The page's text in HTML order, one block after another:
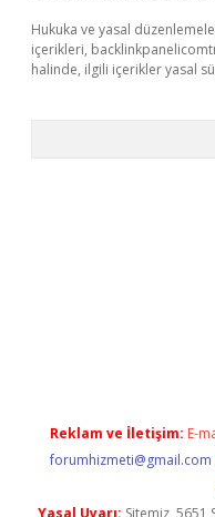
Hukuka ve yasal
içerikleri,
halinde, ilgili içerikler yasal
Reklam ve İletişim: E-
forumhizmeti@gmail.com
Yasal Uyarı: Sitemiz, 5651